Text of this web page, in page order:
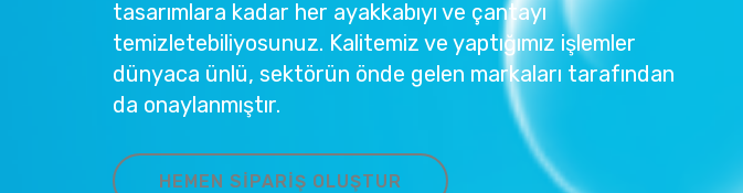
tasarımlara kadar her ayakkabıyı ve çantayı
temizletebiliyosunuz. Kalitemiz ve yaptığımız işlemler
dünyaca ünlü, sektörün önde gelen markaları tarafından
da onaylanmıştır.
HEMEN SIPARIŞ OLUŞTUR